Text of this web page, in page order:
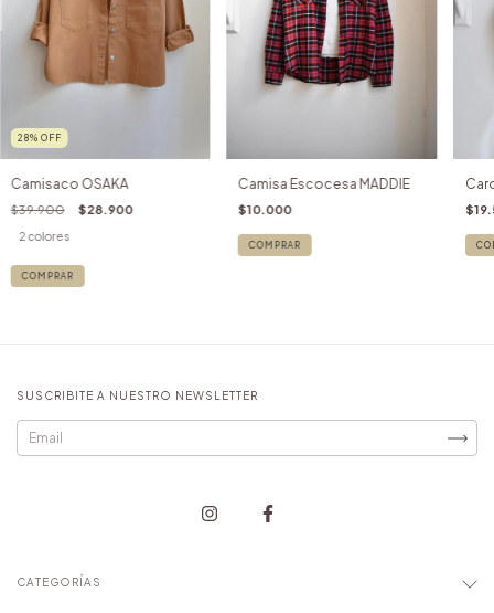
28% OFF
Camisaco OSAKA
$39.900 $28.900
2 colores
COMPRAR
Camisa Escocesa MADDIE
$10.000
COMPRAR
SUSCRIBITE A NUESTRO NEWSLETTER
CATEGORÍAS